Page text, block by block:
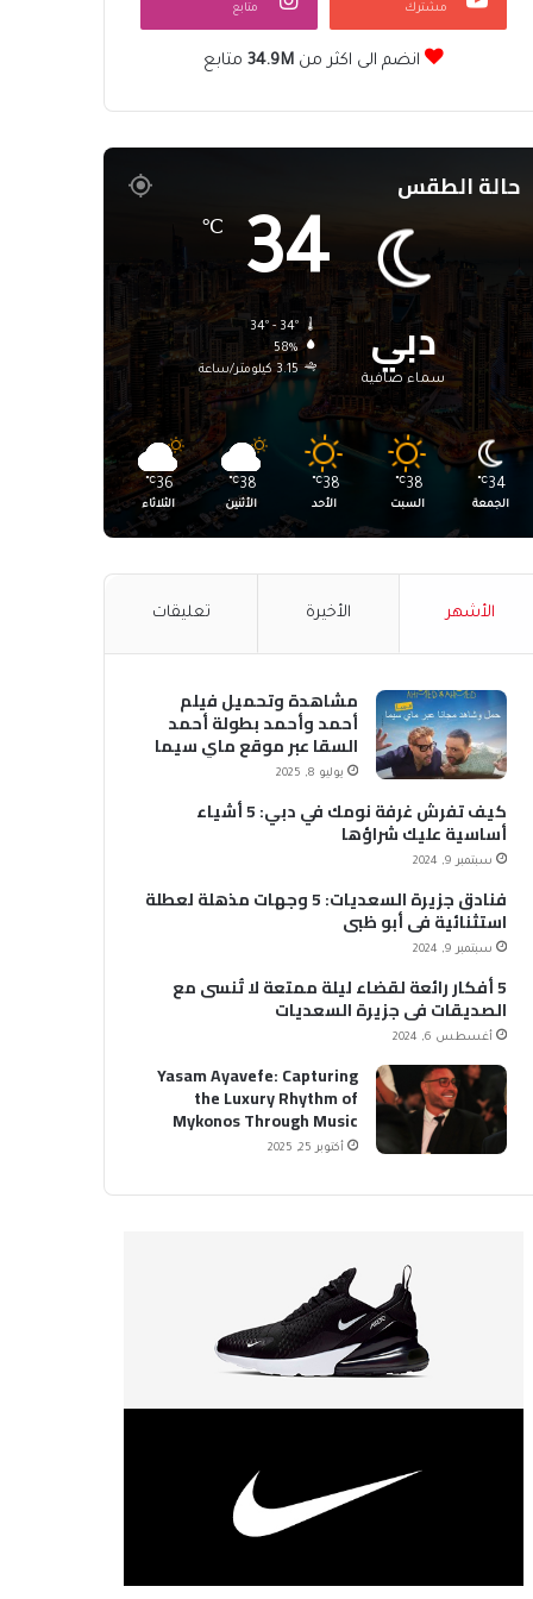
مشترك متابع
انضم الى اكثر من34.9M متابع
حالة الطقس
دبي
سماء صافية
34
℃
34º - 34º
58%
3.15 كيلومتر/ساعة
34
℃
الجمعة
38
℃
السبت
38
℃
الأحد
38
℃
الأثنين
36
℃
الثلاثاء
الأشهر الأخيرة تعليقات
مشاهدة وتحميل فيلم
أحمد وأحمد بطولة أحمد
السقا عبر موقع ماي سيما
MyCima (وي سيما WeCima)
يوليو 8, 2025
كيف تفرش غرفة نومك في دبي: 5 أشياء
أساسية عليك شراؤها
سبتمبر 9, 2024
فنادق جزيرة السعديات: 5 وجهات مذهلة لعطلة
استثنائية في أبو ظبي
سبتمبر 9, 2024
5 أفكار رائعة لقضاء ليلة ممتعة لا تُنسى مع
الصديقات في جزيرة السعديات
أغسطس 6, 2024
Yasam Ayavefe: Capturing
the Luxury Rhythm of
Mykonos Through Music
أكتوبر 25, 2025